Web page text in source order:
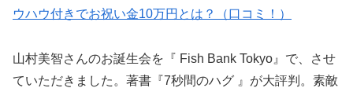
ウハウ付きでお祝い金10万円とは？（口コミ！）
山村美智さんのお誕生会を『 Fish Bank Tokyo』で、させ
ていただきました。著書『7秒間のハグ 』が大評判。素敵